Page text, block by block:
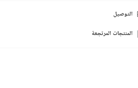
التوصيل
المنتجات المرتجعة